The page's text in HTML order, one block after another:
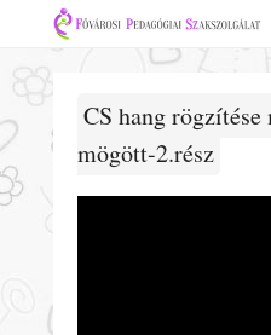
CS hang rögzítése
mögött-2.rész